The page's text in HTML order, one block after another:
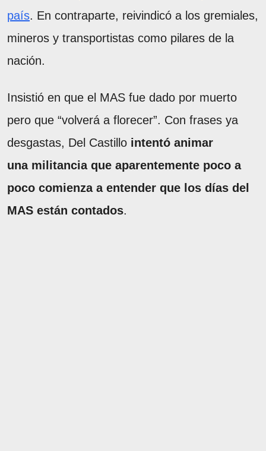
país. En contraparte, reivindicó a los gremiales,
mineros y transportistas como pilares de la
nación.
Insistió en que el MAS fue dado por muerto
pero que “volverá a florecer”. Con frases ya
desgastas, Del Castillo intentó animar
una militancia que aparentemente poco a
poco comienza a entender que los días del
MAS están contados.